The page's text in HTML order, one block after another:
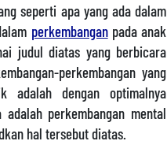
seperti apa yang ada dalam
perkembanganpada anak
judul diatas yang berbicara
perkembangan yang
adalah dengan optimalnya
perkembangan mental
hal tersebut diatas.